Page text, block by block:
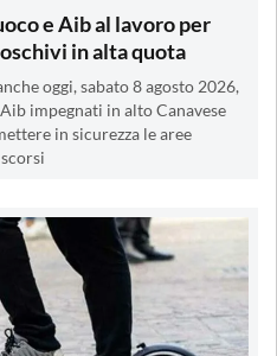
e Aib al lavoro per
in alta quota
oggi, sabato 8 agosto 2026,
impegnati in alto Canavese
in sicurezza le aree